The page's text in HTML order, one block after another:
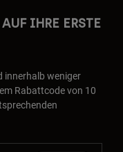
IHRE ERSTE
innerhalb weniger
Rabattcode von 10